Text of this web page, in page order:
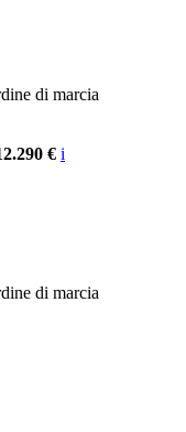
di marcia
€ i
di marcia